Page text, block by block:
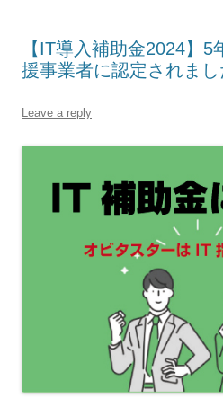
【IT導入補助金2024】
援事業者に認定されまし
Leave a reply